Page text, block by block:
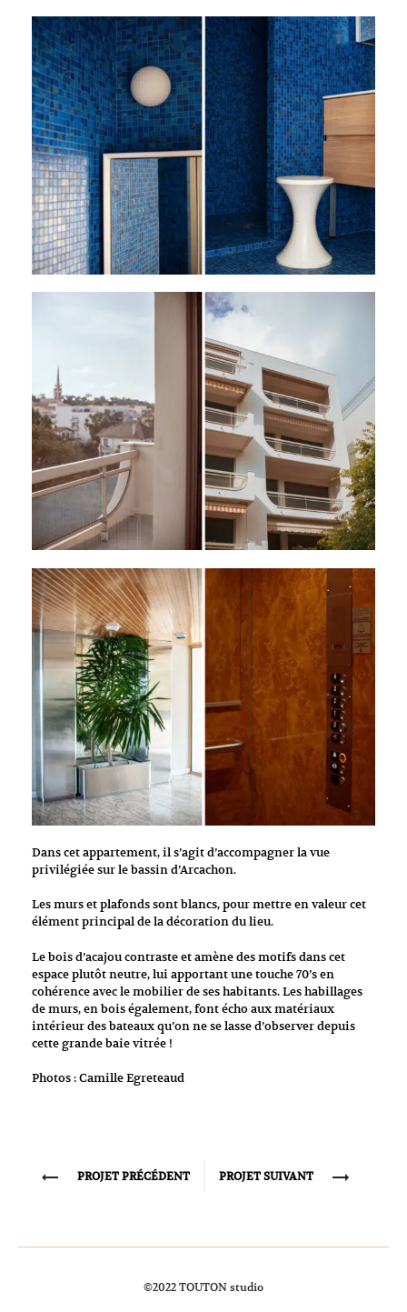
Dans cet appartement, il s’agit d’accompagner la vue
privilégiée sur le bassin d’Arcachon.
Les murs et plafonds sont blancs, pour mettre en valeur cet
élément principal de la décoration du lieu.
Le bois d’acajou contraste et amène des motifs dans cet
espace plutôt neutre, lui apportant une touche 70’s en
cohérence avec le mobilier de ses habitants. Les habillages
de murs, en bois également, font écho aux matériaux
intérieur des bateaux qu’on ne se lasse d’observer depuis
cette grande baie vitrée !
Photos : Camille Egreteaud
ProjectPROJET PRÉCÉDENT PROJET SUIVANT
©2022 TOUTON studio